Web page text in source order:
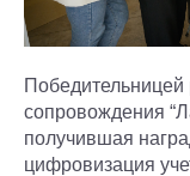
Победительницей
сопровождения
получившая
цифровизация